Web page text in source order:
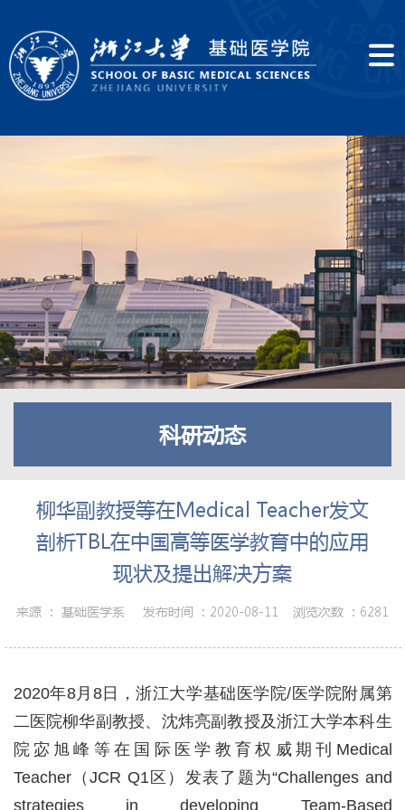
科研动态
柳华副教授等在Medical Teacher发文
剖析TBL在中国高等医学教育中的应用
现状及提出解决方案
来源 ： 基础医学系 发布时间 ： 2020-08-11 浏览次数 ： 6281
2020年8月 8日，浙江大学基础医学院/医学院附属第
二医院柳华副教授、沈炜亮副教授及浙江大学本科生
院宓旭峰等在国际医学教育权威期刊 Medical
Teacher（JCR Q1 区）发表了题为“Challenges and
strategies in developing Team-Based